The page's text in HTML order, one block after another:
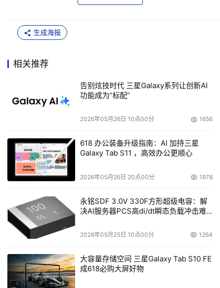
班。业界人士猜测，促使NetApp这么做的主要动机，有可
协议，RTP正是IBM公司的重要“据点”之一，IBM在该地区的
Overland存储有限公司近日收到了ADIC寄出的一封邮
件，称ADIC愿意以每股7.90美元的价格，收购该公司所有
的记录显示，ADIC现已收购了Overland公司近9.28%的股
票。经过公司董事会及金融顾问的再三商讨，Overland已
与日前正式回绝了ADIC的收购提议。
Lucent与QLogic签署服务协议
Lucent Technologies与QLogic Corp.日前签署了一份
合作协议。按照协议条款规定，Lucent将为QLogic的SAN
交换机、主机总线适配器等产品提供技术支持、现场安装与
维修、高级更换等服务。
生成海报
相关推荐
告别炫技时代 三星Galaxy系列让创新AI
功能成为“标配”
2026年05月26日 10点00分 1656
618 办公装备升级指南：AI 加持三星
Galaxy Tab S11 ，高效办公更顺心
2026年05月26日 20点00分 1978
永铭SDF 3.0V 330F方形超级电容：解
决AI服务器PCS高di/dt瞬态负载冲击难
2026年05月25日 10点00分 1264
大容量存储空间 三星Galaxy Tab S10 FE
成618必购大屏好物